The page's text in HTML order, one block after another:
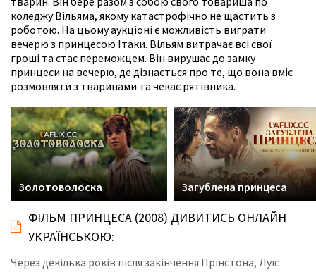
коледжу Вільяма, якому катастрофічно не щастить з
роботою. На цьому аукціоні є можливість виграти
вечерю з принцесою Ітаки. Вільям витрачає всі свої
гроші та стає переможцем. Він вирушає до замку
принцеси на вечерю, де дізнається про те, що вона вміє
розмовляти з тваринами та чекає рятівника.
Золотоволоска Загублена принцеса
ФІЛЬМ ПРИНЦЕСА (2008) ДИВИТИСЬ ОНЛАЙН
УКРАЇНСЬКОЮ:
Через декілька років після закінчення Прінстона, Луїс